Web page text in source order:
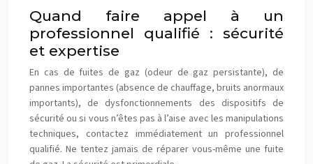
Quand faire appel à un
professionnel qualifié : sécurité
et expertise
En cas de fuites de gaz (odeur de gaz persistante), de
pannes importantes (absence de chauffage, bruits anormaux
importants), de dysfonctionnements des dispositifs de
sécurité ou si vous n’êtes pas à l’aise avec les manipulations
techniques, contactez immédiatement un professionnel
qualifié. Ne tentez jamais de réparer vous-même une fuite